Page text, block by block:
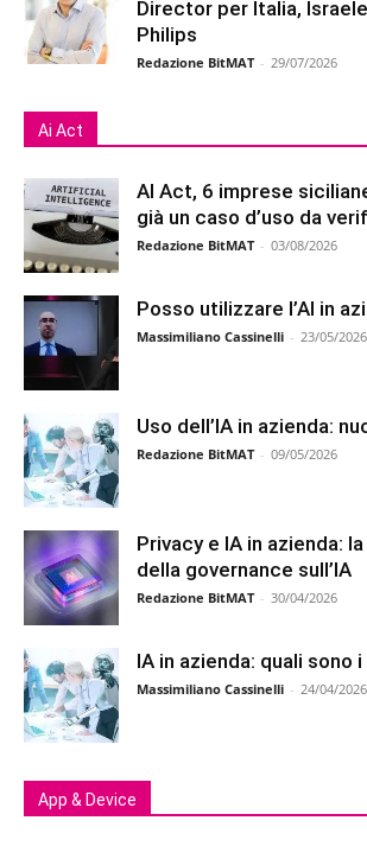
Director per Italia,
Philips
Redazione BitMAT - 29/07/2026
Ai Act
AI Act, 6 imprese
già un caso d’uso da
Redazione BitMAT - 03/08/2026
Posso utilizzare l’AI in
Massimiliano Cassinelli - 23/05/2026
Uso dell’IA in azienda:
Redazione BitMAT - 09/05/2026
Privacy e IA in azienda:
della governance sull’IA
Redazione BitMAT - 30/04/2026
IA in azienda: quali sono
Massimiliano Cassinelli - 24/04/2026
App & Device